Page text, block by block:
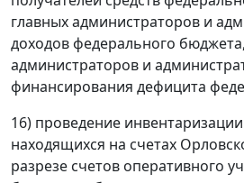
главных администраторов и
доходов федерального
администраторов и
финансирования дефицита
16) проведение
находящихся на счетах
разрезе счетов оперативного